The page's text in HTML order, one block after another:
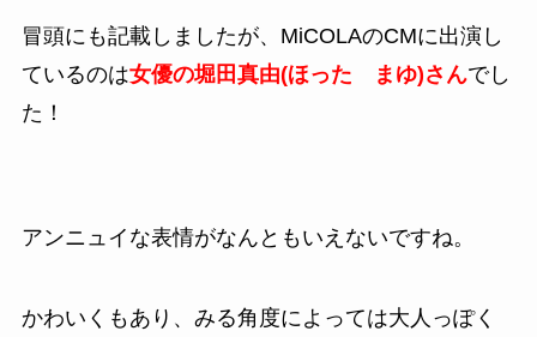
冒頭にも記載しましたが、MiCOLAのCMに出演し
ているのは女優の堀田真由(ほった まゆ)さんでし
た！
アンニュイな表情がなんともいえないですね。
かわいくもあり、みる角度によっては大人っぽく